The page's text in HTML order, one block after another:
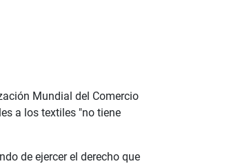
Mundial del Comercio
a los textiles "no tiene
de ejercer el derecho que